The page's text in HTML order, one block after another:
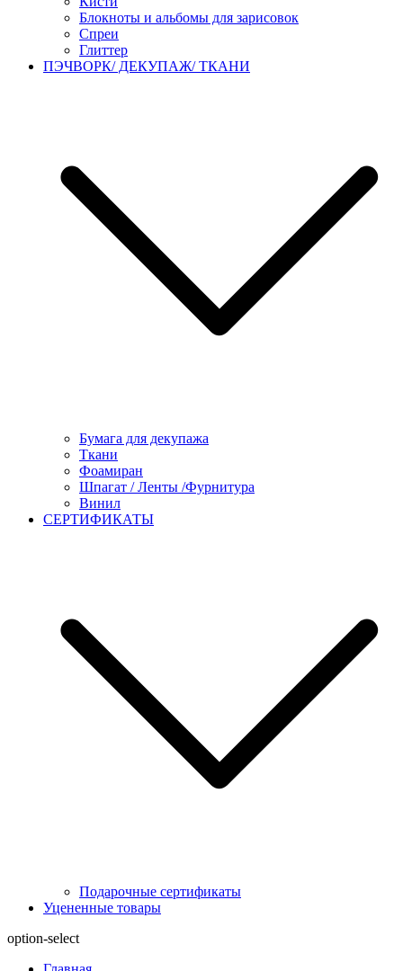
Блокноты и альбомы для зарисовок
Спреи
Глиттер
ПЭЧВОРК/ ДЕКУПАЖ/ ТКАНИ
Бумага для декупажа
Ткани
Фоамиран
Шпагат / Ленты /Фурнитура
Винил
СЕРТИФИКАТЫ
Подарочные сертификаты
Уцененные товары
option-select